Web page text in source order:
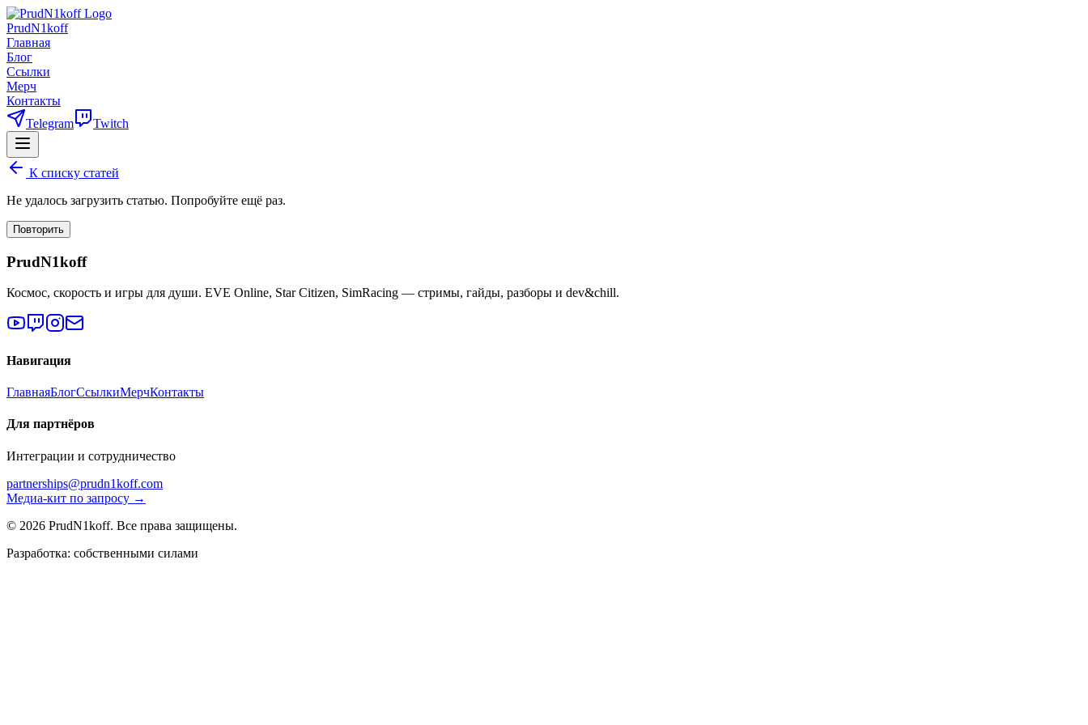
PrudN1koff
Главная
Блог
Ссылки
Мерч
Контакты
Telegram
Twitch
К списку статей
Не удалось загрузить статью. Попробуйте ещё раз.
Повторить
PrudN1koff
Космос, скорость и игры для души. EVE Online, Star Citizen, SimRacing — стримы, гайды, разборы и dev&chill.
Навигация
ГлавнаяБлогСсылкиМерчКонтакты
Для партнёров
Интеграции и сотрудничество
partnerships@prudn1koff.com
Медиа-кит по запросу →
© 2026 PrudN1koff. Все права защищены.
Разработка: собственными силами